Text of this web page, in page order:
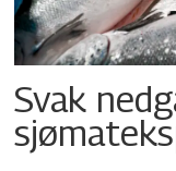
Svak